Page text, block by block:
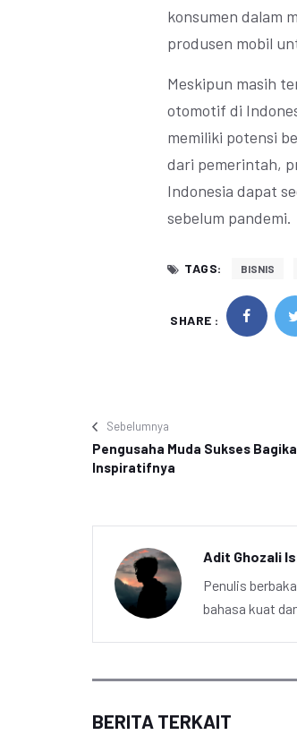
konsumen dalam
produsen mobil
Meskipun masih
otomotif di
memiliki potensi
dari pemerintah,
Indonesia dapat
sebelum pandemi.
TAGS: BISNIS
SHARE :
Sebelumnya
Pengusaha Muda Sukses
Inspiratifnya
Adit Ghozali
Penulis
bahasa kuat
BERITA TERKAIT